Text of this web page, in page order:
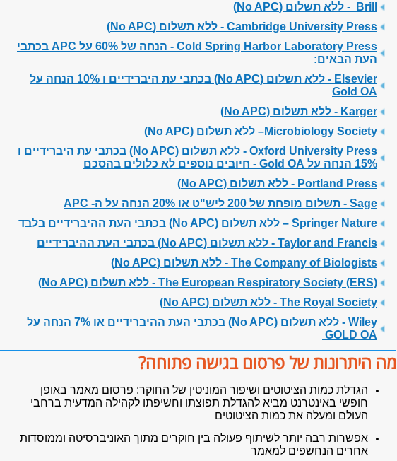
Brill -
ללא תשלום (No APC)
Cambridge University Press - ללא תשלום
(No APC)
Cold Spring Harbor Laboratory Press - הנחה של 60%
על APC בכתבי
העת הבאים:
Elsevier - ללא תשלום
(No APC) בכתבי עת היברידיים ו 10% הנחה
על
Gold OA
Karger - ללא תשלום
(No APC)
Microbiology Society
– ללא תשלום (No APC)
Oxford University Press
- ללא תשלום (No APC) בכתבי עת היברידיים ו
15% הנחה
על Gold OA - חיובים נוספים לא כלולים בהסכם
Portland Press
- ללא תשלום (No APC)
Sage - תשלום מופחת
של 200 ליש"ט או
Springer Nature – ללא תשלום (No APC)
בכתבי העת ההיברידיים בלבד
Taylor and Francis
- ללא תשלום (No APC) בכתבי העת ההיברידיים
The Company of Biologists -
ללא תשלום (No APC)
The European Respiratory Society (ERS) - ללא תשלום (No APC)
The Royal Society - ללא תשלום
(No APC)
Wiley - ללא תשלום
(No APC) בכתבי העת ההיברידיים או 7% הנחה על
GOLD OA
מה היתרונות של פרסום בגישה פתוחה?
הגדלת כמות הציטוטים ושיפור המוניטין של החוקר: פרסום מאמר באופן
חופשי באינטרנט מביא להגדלת תפוצתו וחשיפתו לקהילה המדעית ברחבי
העולם ומעלה את כמות הציטוטים
אפשרות רבה יותר לשיתוף פעולה בין חוקרים מתוך האוניברסיטה וממוסדות
אחרים הנחשפים למאמר